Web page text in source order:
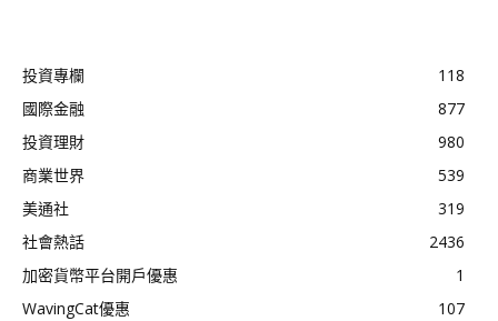
投資專欄
118
國際金融
877
投資理財
980
商業世界
539
美通社
319
社會熱話
2436
加密貨幣平台開戶優惠
1
WavingCat優惠
107